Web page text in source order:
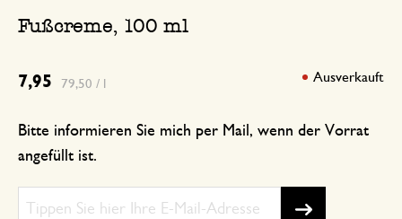
Fußcreme, 100 ml
7,95 79,50 / l
Bitte informieren Sie mich per Mail, wenn der Vorrat
angefüllt ist.
Ausverkauft